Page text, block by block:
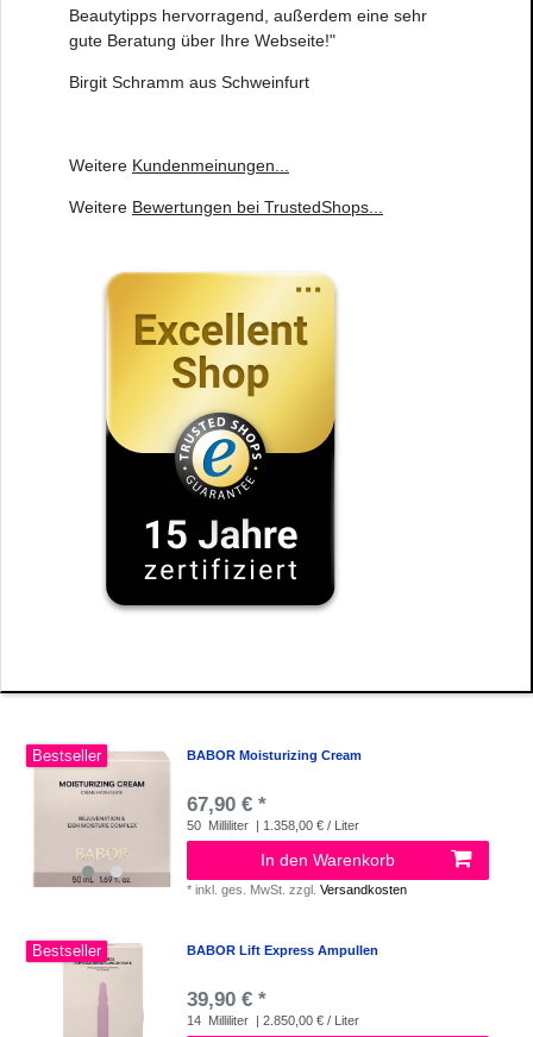
Beautytipps hervorragend, außerdem eine sehr
gute Beratung über Ihre Webseite!"
Birgit Schramm aus Schweinfurt
Weitere Kundenmeinungen
Weitere Bewertungen bei TrustedShops
Bestseller BABOR Moisturizing Cream
67,90 € *
50 Milliliter | 1.358,00 € / Liter
In den Warenkorb
*inkl. ges. MwSt. zzgl.Versandkosten
Bestseller BABOR Lift Express Ampullen
39,90 € *
14 Milliliter | 2.850,00 € / Liter